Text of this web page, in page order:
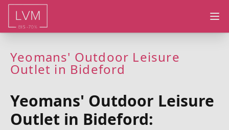
Yeomans' Outdoor Leisure
Outlet in Bideford
Yeomans' Outdoor Leisure
Outlet in Bideford: